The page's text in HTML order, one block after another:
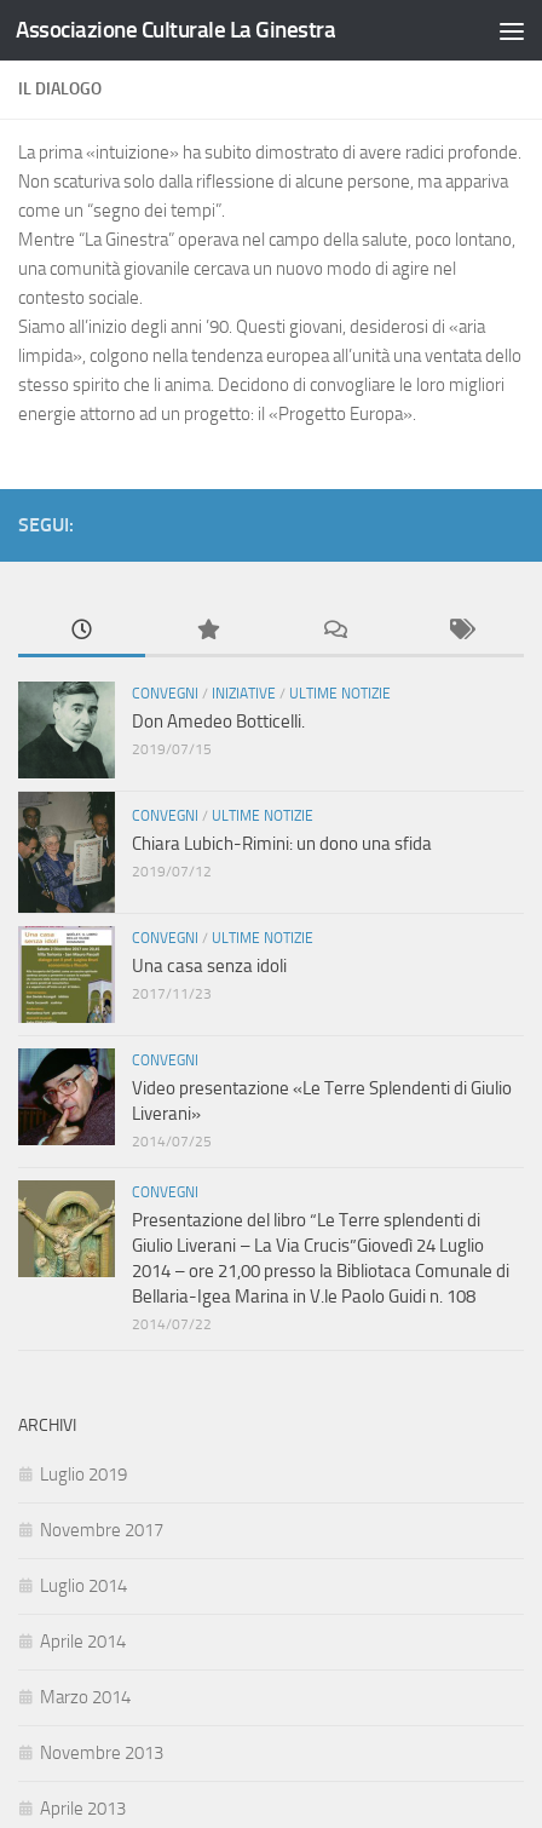
Salta al contenuto
Associazione Culturale La Ginestra
IL DIALOGO
La prima «intuizione» ha subito dimostrato di avere radici profonde.
Non scaturiva solo dalla riflessione di alcune persone, ma appariva
come un “segno dei tempi”.
Mentre “La Ginestra” operava nel campo della salute, poco lontano,
una comunità giovanile cercava un nuovo modo di agire nel
contesto sociale.
Siamo all’inizio degli anni ’90. Questi giovani, desiderosi di «aria
limpida», colgono nella tendenza europea all’unità una ventata dello
stesso spirito che li anima. Decidono di convogliare le loro migliori
energie attorno ad un progetto: il «Progetto Europa».
SEGUI:
CONVEGNI / INIZIATIVE / ULTIME NOTIZIE
Don Amedeo Botticelli.
2019/07/15
CONVEGNI / ULTIME NOTIZIE
Chiara Lubich-Rimini: un dono una sfida
2019/07/12
CONVEGNI / ULTIME NOTIZIE
Una casa senza idoli
2017/11/23
CONVEGNI
Video presentazione «Le Terre Splendenti di Giulio
Liverani»
2014/07/25
CONVEGNI
Presentazione del libro “Le Terre splendenti di
Giulio Liverani – La Via Crucis”Giovedì 24 Luglio
2014 – ore 21,00 presso la Bibliotaca Comunale di
Bellaria-Igea Marina in V.le Paolo Guidi n. 108
2014/07/22
ARCHIVI
Luglio 2019
Novembre 2017
Luglio 2014
Aprile 2014
Marzo 2014
Novembre 2013
Aprile 2013